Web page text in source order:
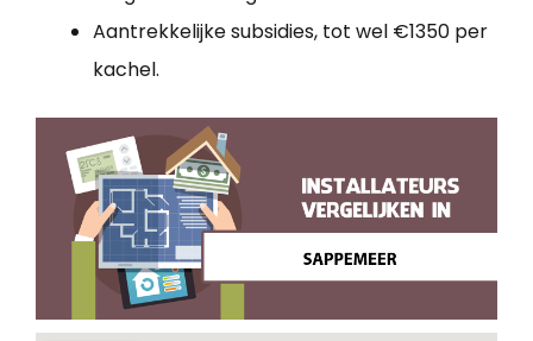
Aantrekkelijke subsidies, tot wel €1350 per
kachel.